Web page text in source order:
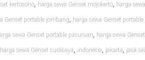
kertosono, harga sewa Genset mojokerto, harga
Genset portable jombang, harga sewa Genset
sewa Genset portable pasuruan, harga sewa
harga sewa Genset surabaya, indonesia, jakarta, jasa